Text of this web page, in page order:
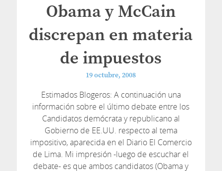
Obama y McCain
discrepan en materia
de impuestos
19 octubre, 2008
Estimados Blogeros: A continuación una
información sobre el último debate entre los
Candidatos demócrata y republicano al
Gobierno de EE.UU. respecto al tema
impositivo, aparecida en el Diario El Comercio
de Lima. Mi impresión -luego de escuchar el
debate- es que ambos candidatos (Obama y